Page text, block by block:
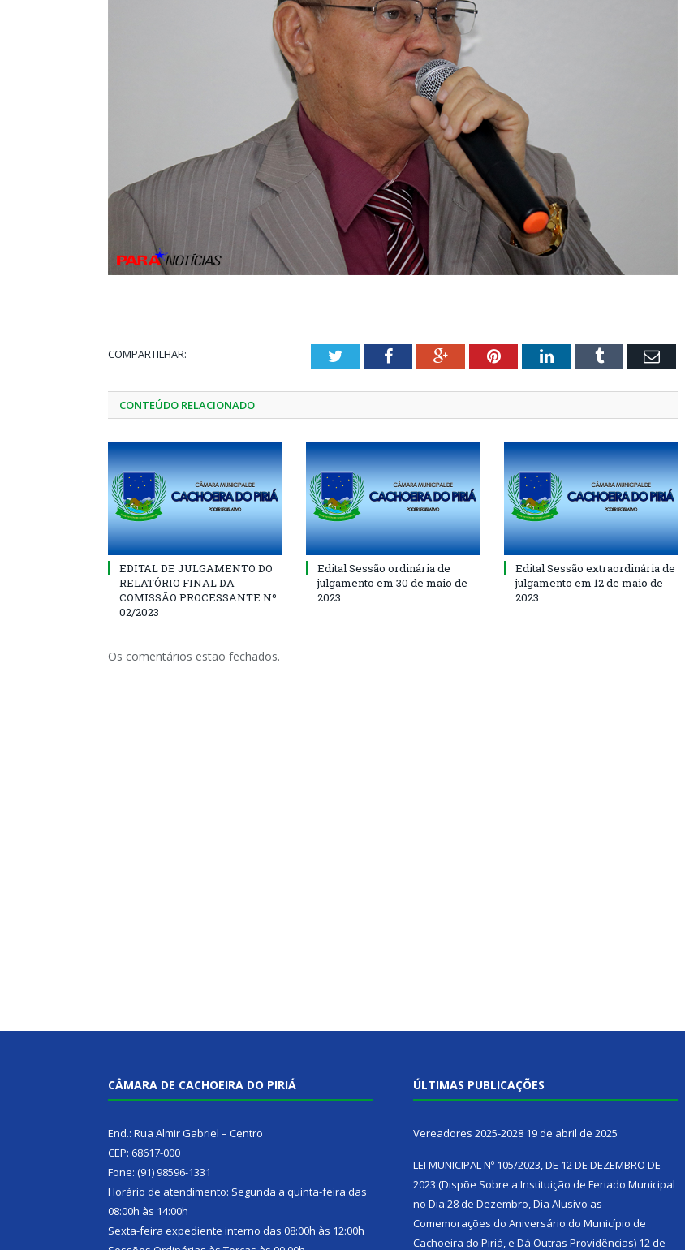
COMPARTILHAR: TwitterFacebookGoogle+PinterestLinkedInTumblr
CONTEÚDO RELACIONADO
EDITAL DE JULGAMENTO DO
RELATÓRIO FINAL DA
COMISSÃO PROCESSANTE Nº
02/2023
Edital Sessão ordinária de
julgamento em 30 de maio de
2023
Edital Sessão extraordinária de
julgamento em 12 de maio de
2023
Os comentários estão fechados.
CÂMARA DE CACHOEIRA DO PIRIÁ
End.: Rua Almir Gabriel – Centro
CEP: 68617-000
Fone: (91) 98596-1331
Horário de atendimento: Segunda a quinta-feira das
08:00h às 14:00h
Sexta-feira expediente interno das 08:00h às 12:00h
ÚLTIMAS PUBLICAÇÕES
Vereadores 2025-2028 19 de abril de 2025
LEI MUNICIPAL Nº 105/2023, DE 12 DE DEZEMBRO DE
2023 (Dispõe Sobre a Instituição de Feriado Municipal
no Dia 28 de Dezembro, Dia Alusivo as
Comemorações do Aniversário do Município de
Cachoeira do Piriá, e Dá Outras Providências) 12 de